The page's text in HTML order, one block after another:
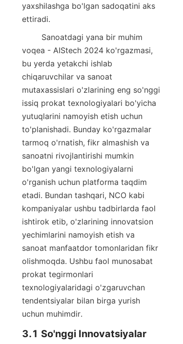
yaxshilashga bo'lgan sadoqatini aks
ettiradi.
voqea - AIStech 2024 ko'rgazmasi,
bu yerda yetakchi ishlab
chiqaruvchilar va sanoat
mutaxassislari o'zlarining eng so'nggi
issiq prokat texnologiyalari bo'yicha
yutuqlarini namoyish etish uchun
to'planishadi. Bunday ko'rgazmalar
tarmoq o'rnatish, fikr almashish va
sanoatni rivojlantirishi mumkin
bo'lgan yangi texnologiyalarni
o'rganish uchun platforma taqdim
etadi. Bundan tashqari, NCO kabi
kompaniyalar ushbu tadbirlarda faol
ishtirok etib, o'zlarining innovatsion
yechimlarini namoyish etish va
sanoat manfaatdor tomonlaridan fikr
olishmoqda. Ushbu faol munosabat
prokat tegirmonlari
texnologiyalaridagi o'zgaruvchan
tendentsiyalar bilan birga yurish
uchun muhimdir.
3.1 So'nggi Innovatsiyalar